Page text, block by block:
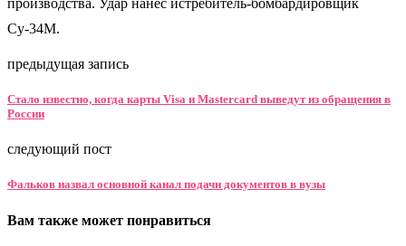
Су-34М.
предыдущая запись
Стало известно, когда карты Visa и Mastercard выведут из обращения в
России
следующий пост
Фальков назвал основной канал подачи документов в вузы
Вам также может понравиться